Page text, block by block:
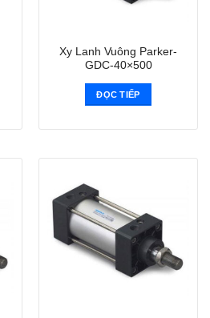
Xy Lanh Vuông Parker-
GDC-40×500
ĐỌC TIẾP